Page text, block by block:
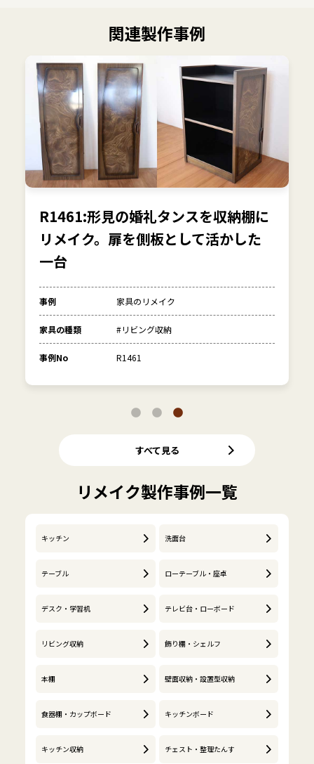
関連製作事例
R1461:形見の婚礼タンスを収納棚に
リメイク。扉を側板として活かした
一台
事例 家具のリメイク
家具の種類 #リビング収納
事例No R1461
すべて見る
リメイク製作事例一覧
キッチン 洗面台
テーブル ローテーブル・座卓
デスク・学習机 テレビ台・ローボード
リビング収納 飾り棚・シェルフ
本棚 壁面収納・設置型収納
食器棚・カップボード キッチンボード
キッチン収納 チェスト・整理たんす